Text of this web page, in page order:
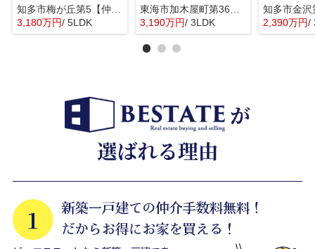
3,180万円/ 5LDK
3,190万円/ 3LDK 2,390万円/